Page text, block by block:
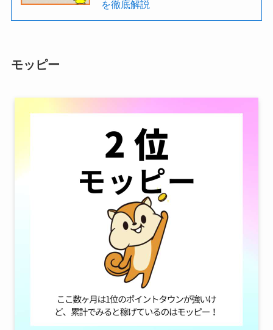
を徹底解説
モッピー